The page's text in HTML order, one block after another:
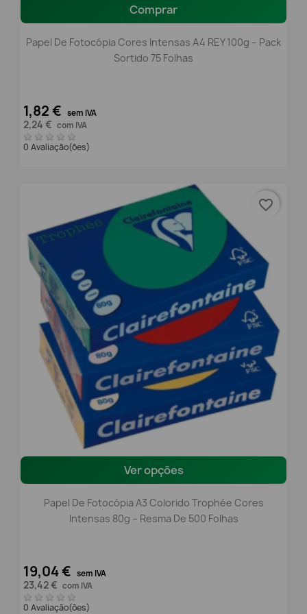
Comprar
Papel De Fotocópia Cores Intensas A4 REY 100g – Pack
Sortido 75 Folhas
1,82 € sem IVA
2,24 € com IVA
0 Avaliação(ões)
Ver opções
Papel De Fotocópia A3 Colorido Trophée Cores
Intensas 80g – Resma De 500 Folhas
19,04 € sem IVA
23,42 € com IVA
0 Avaliação(ões)
favorite_border